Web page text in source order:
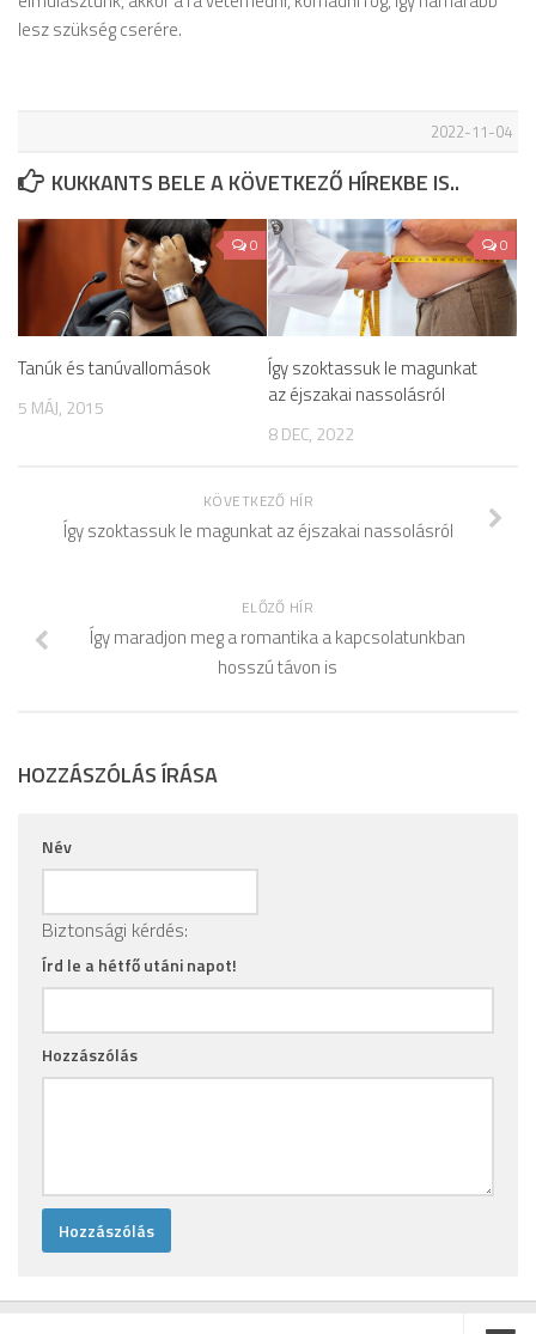
lesz szükség cserére.
2022-11-04
KUKKANTS BELE A KÖVETKEZŐ HÍREKBE IS..
0
Tanúk és tanúvallomások
5 MÁJ, 2015
0
Így szoktassuk le magunkat
az éjszakai nassolásról
8 DEC, 2022
KÖVETKEZŐ HÍR
Így szoktassuk le magunkat az éjszakai nassolásról
ELŐZŐ HÍR
Így maradjon meg a romantika a kapcsolatunkban
hosszú távon is
HOZZÁSZÓLÁS ÍRÁSA
Név
Biztonsági kérdés:
Írd le a hétfő utáni napot!
Hozzászólás